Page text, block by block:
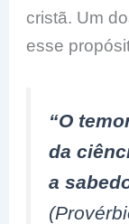
cristã. Um
esse
“O
da
a